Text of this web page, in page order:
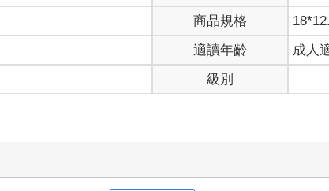
商品規格
適讀年齡
成人
級別